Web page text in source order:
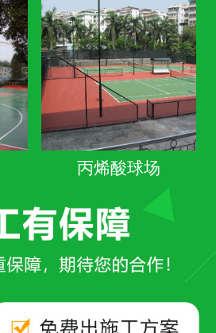
丙烯酸球场